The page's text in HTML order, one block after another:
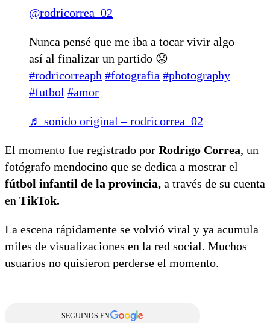
@rodricorrea_02
Nunca pensé que me iba a tocar vivir algo
así al finalizar un partido 😟
#rodricorreaph #fotografia #photography
#futbol #amor
♬ sonido original – rodricorrea_02
El momento fue registrado por Rodrigo Correa, un
fotógrafo mendocino que se dedica a mostrar el
fútbol infantil de la provincia, a través de su cuenta
en TikTok.
La escena rápidamente se volvió viral y ya acumula
miles de visualizaciones en la red social. Muchos
usuarios no quisieron perderse el momento.
SEGUINOS EN